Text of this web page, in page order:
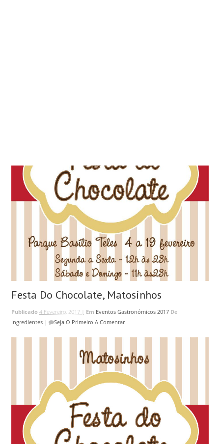
Festa Do Chocolate, Matosinhos
Publicado 4 Fevereiro, 2017 | Em Eventos Gastronómicos 2017 De
Ingredientes| Seja O Primeiro A Comentar